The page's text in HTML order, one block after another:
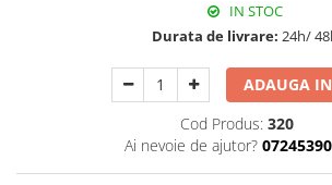
Detergenți și balsam de rufe
IN STOC
Durata de livrare: 24h/
ADAUGA
Cod Produs: 320
Ai nevoie de ajutor?